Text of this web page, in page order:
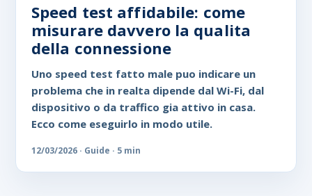
Speed test affidabile: come
misurare davvero la qualita
della connessione
Uno speed test fatto male puo indicare un
problema che in realta dipende dal Wi-Fi, dal
dispositivo o da traffico gia attivo in casa.
Ecco come eseguirlo in modo utile.
12/03/2026 · Guide · 5 min